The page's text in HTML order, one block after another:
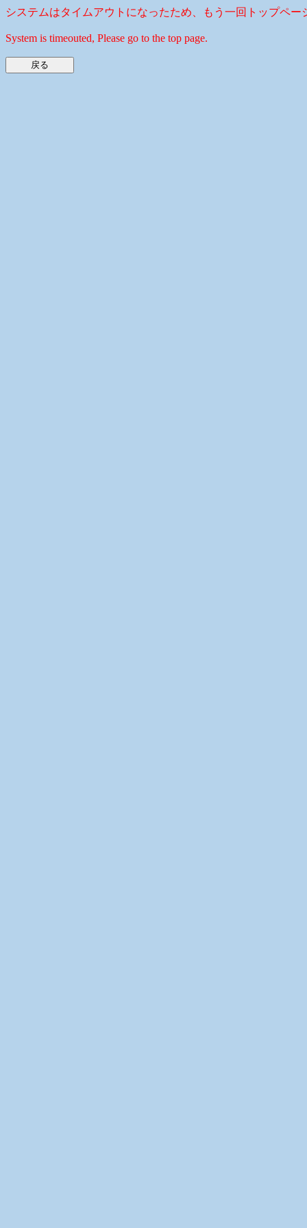
システムはタイムアウトになったため、もう一回トップペー
System is timeouted, Please go to the top page.